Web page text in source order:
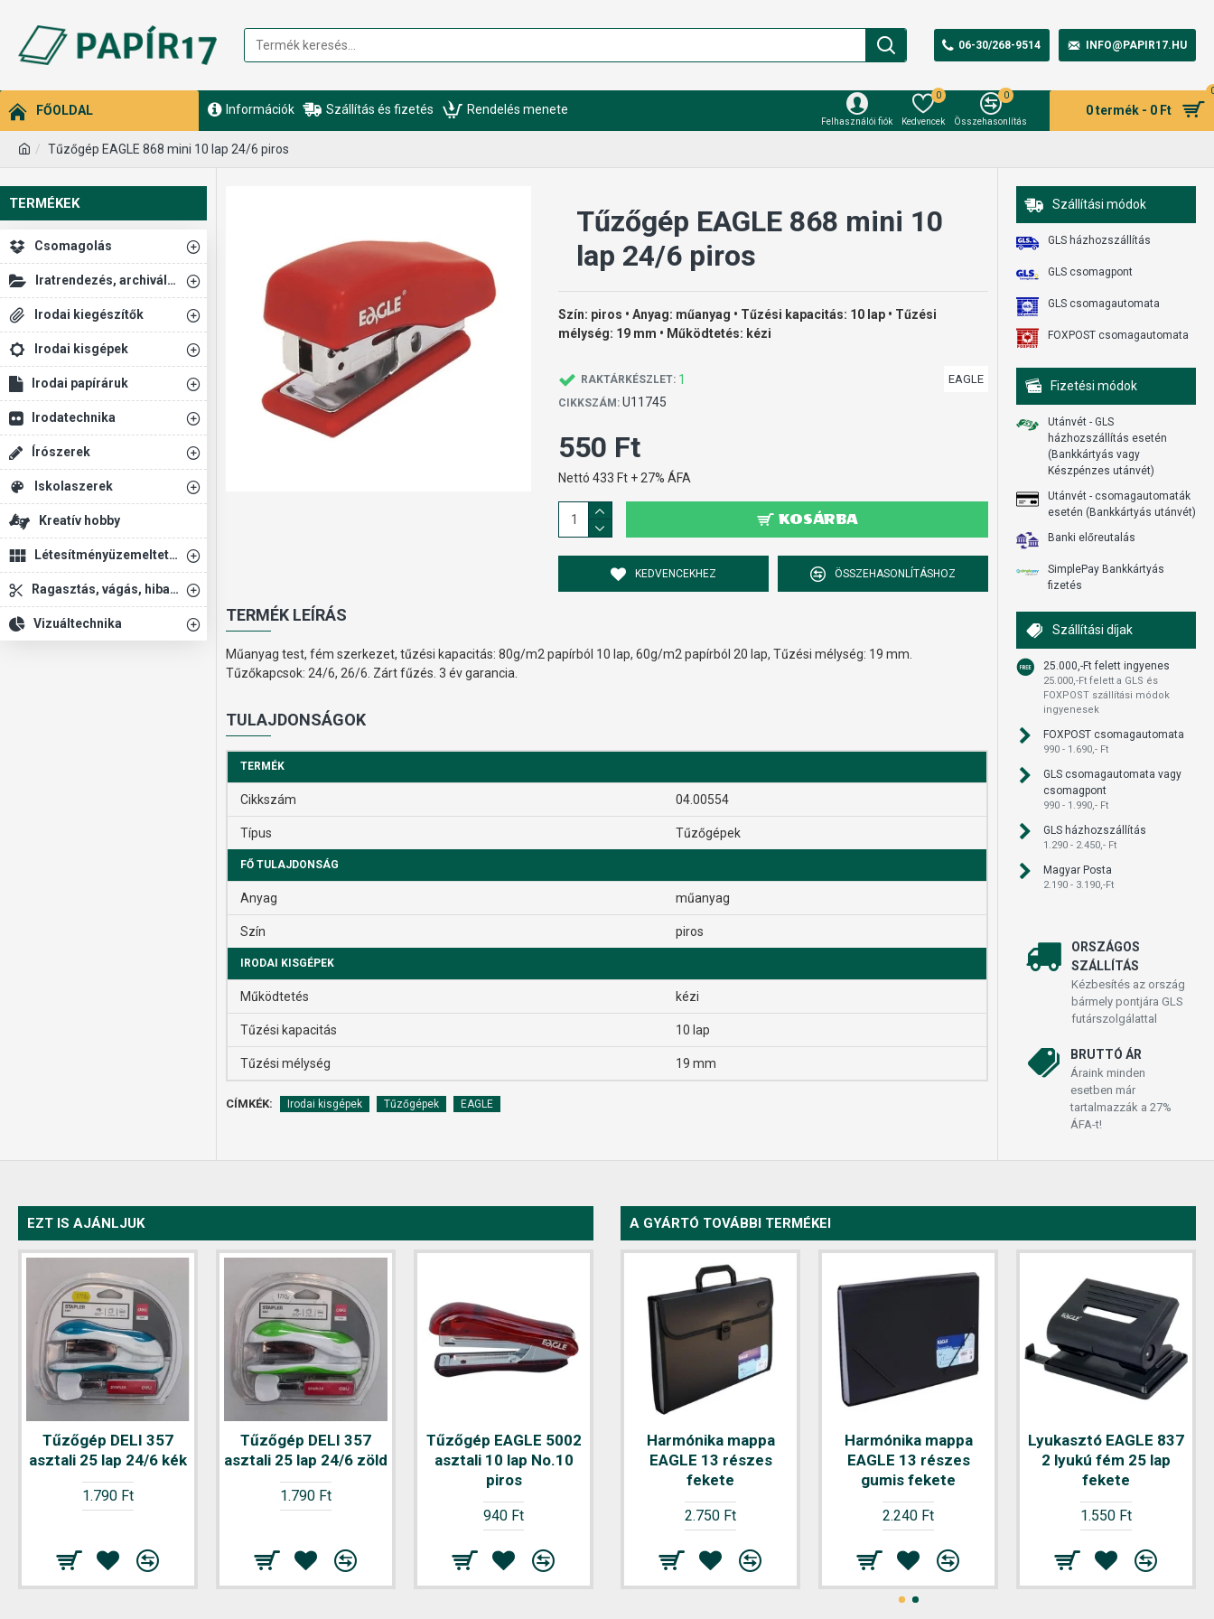
06-30/268-9514 INFO@PAPIR17.HU
FŐOLDAL Információk Szállítás és fizetés Rendelés menete
Felhasználói fiók Kedvencek
0
Összehasonlítás
0
0 termék - 0 Ft
Tűzőgép EAGLE 868 mini 10 lap 24/6 piros
TERMÉKEK
Csomagolás
Iratrendezés, archiválás
Irodai kiegészítők
Irodai kisgépek
Irodai papíráruk
Irodatechnika
Írószerek
Iskolaszerek
Kreatív hobby
Létesítményüzemeltetés
Ragasztás, vágás, hibajavítás
Vizuáltechnika
Tűzőgép EAGLE 868 mini 10
lap 24/6 piros
Szín: piros • Anyag: műanyag • Tűzési kapacitás: 10 lap • Tűzési
mélység: 19 mm • Működtetés: kézi
RAKTÁRKÉSZLET: 1
CIKKSZÁM: U11745
EAGLE
550 Ft
Nettó 433 Ft + 27% ÁFA
KOSÁRBA
KEDVENCEKHEZ ÖSSZEHASONLÍTÁSHOZ
TERMÉK LEÍRÁS
Műanyag test, fém szerkezet, tűzési kapacitás: 80g/m2 papírból 10 lap, 60g/m2 papírból 20 lap, Tűzési mélység: 19 mm.
Tűzőkapcsok: 24/6, 26/6. Zárt fűzés. 3 év garancia.
TULAJDONSÁGOK
TERMÉK
Cikkszám 04.00554
Típus Tűzőgépek
FŐ TULAJDONSÁG
Anyag műanyag
Szín piros
IRODAI KISGÉPEK
Működtetés kézi
Tűzési kapacitás 10 lap
Tűzési mélység 19 mm
CÍMKÉK: Irodai kisgépek Tűzőgépek EAGLE
Szállítási módok
GLS házhozszállítás
GLS csomagpont
GLS csomagautomata
FOXPOST csomagautomata
Fizetési módok
Utánvét - GLS
házhozszállítás esetén
(Bankkártyás vagy
Készpénzes utánvét)
Utánvét - csomagautomaták
esetén (Bankkártyás utánvét)
Banki előreutalás
SimplePay Bankkártyás
fizetés
Szállítási díjak
25.000,-Ft felett ingyenes
25.000,-Ft felett a GLS és
FOXPOST szállítási módok
ingyenesek
FOXPOST csomagautomata
990 - 1.690,- Ft
GLS csomagautomata vagy
csomagpont
990 - 1.990,- Ft
GLS házhozszállítás
1.290 - 2.450,- Ft
Magyar Posta
2.190 - 3.190,-Ft
ORSZÁGOS
SZÁLLÍTÁS
Kézbesítés az ország
bármely pontjára GLS
futárszolgálattal
BRUTTÓ ÁR
Áraink minden
esetben már
tartalmazzák a 27%
ÁFA-t!
EZT IS AJÁNLJUK
Tűzőgép DELI 357
asztali 25 lap 24/6 kék
1.790 Ft
Tűzőgép DELI 357
asztali 25 lap 24/6 zöld
1.790 Ft
Tűzőgép EAGLE 5002
asztali 10 lap No.10
piros
940 Ft
A GYÁRTÓ TOVÁBBI TERMÉKEI
Harmónika mappa
EAGLE 13 részes
fekete
2.750 Ft
Harmónika mappa
EAGLE 13 részes
gumis fekete
2.240 Ft
Lyukasztó EAGLE 837
2 lyukú fém 25 lap
fekete
1.550 Ft